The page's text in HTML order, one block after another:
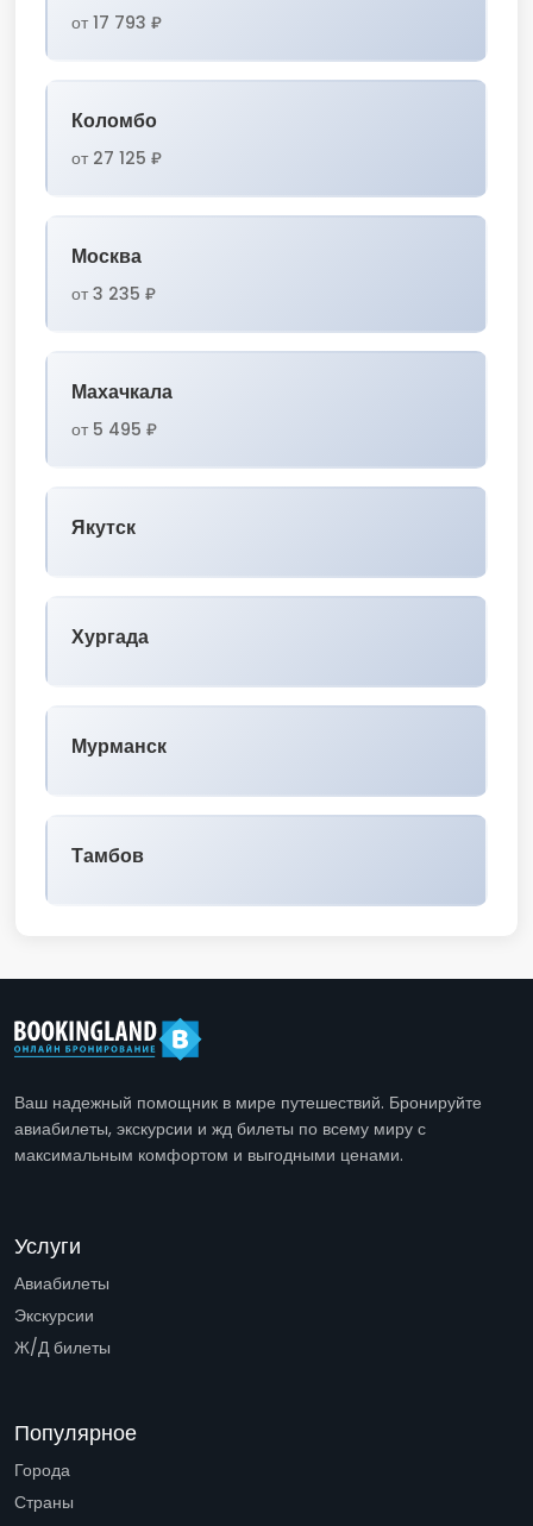
от 17 793 ₽
Коломбо
от 27 125 ₽
Москва
от 3 235 ₽
Махачкала
от 5 495 ₽
Якутск
Хургада
Мурманск
Тамбов
Ваш надежный помощник в мире путешествий. Бронируйте
авиабилеты, экскурсии и жд билеты по всему миру с
максимальным комфортом и выгодными ценами.
Услуги
Авиабилеты
Экскурсии
Ж/Д билеты
Популярное
Города
Страны